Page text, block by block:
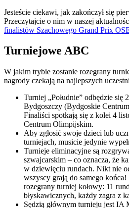
Jesteście ciekawi, jak zakończył się
Przeczytajcie o nim w naszej
finalistów Szachowego Grand Prix
Turniejowe ABC
W jakim trybie zostanie rozegrany
nagrody czekają na najlepszych
Turniej „Południe” odbędzie się
Bydgoszczy (Bydgoskie
Finaliści spotkają się z kolei 4
Centrum Olimpijskim.
Aby zgłosić swoje dzieci lub
turniejach, musicie jedynie
Turnieje eliminacyjne są
szwajcarskim – co oznacza, że
w dziewięciu rundach. Nikt nie
wszyscy grają do samego
rozegrany turniej kołowy: 11
błyskawicznych, każdy zagra z
Sędzią głównym turnieju jest IA